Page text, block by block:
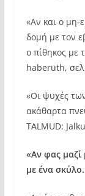
«Αν και ο μη-
δομή με τον
ο πίθηκος με
haberuth,
«Οι ψυχές
ακάθαρτα
TALMUD:
«Αν φας μαζί
με ένα